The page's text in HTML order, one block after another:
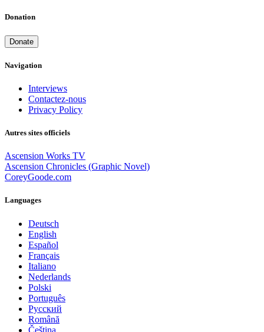
Donation
Donate
Navigation
Interviews
Contactez-nous
Privacy Policy
Autres sites officiels
Ascension Works TV
Ascension Chronicles (Graphic Novel)
CoreyGoode.com
Languages
Deutsch
English
Español
Français
Italiano
Nederlands
Polski
Português
Pусский
Română
Čeština